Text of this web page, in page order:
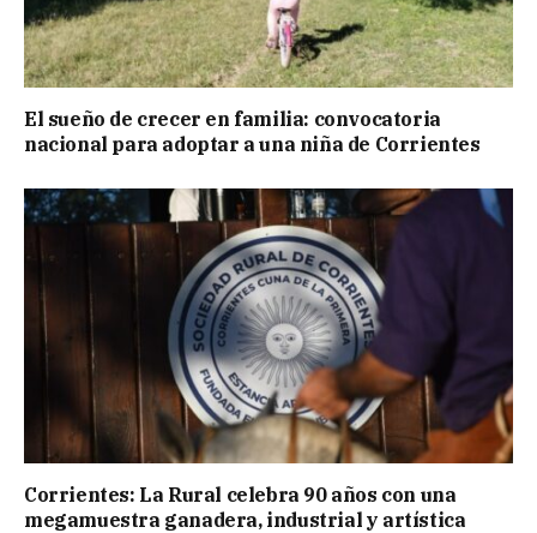
El sueño de crecer en familia: convocatoria
nacional para adoptar a una niña de Corrientes
Corrientes: La Rural celebra 90 años con una
megamuestra ganadera, industrial y artística